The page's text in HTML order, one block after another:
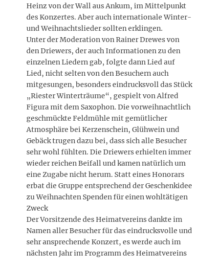
Heinz von der Wall aus Ankum, im Mittelpunkt
des Konzertes. Aber auch internationale Winter-
und Weihnachtslieder sollten erklingen.
Unter der Moderation von Rainer Drewes von
den Driewers, der auch Informationen zu den
einzelnen Liedern gab, folgte dann Lied auf
Lied, nicht selten von den Besuchern auch
mitgesungen, besonders eindrucksvoll das Stück
„Riester Winterträume“, gespielt von Alfred
Figura mit dem Saxophon. Die vorweihnachtlich
geschmückte Feldmühle mit gemütlicher
Atmosphäre bei Kerzenschein, Glühwein und
Gebäck trugen dazu bei, dass sich alle Besucher
sehr wohl fühlten. Die Driewers erhielten immer
wieder reichen Beifall und kamen natürlich um
eine Zugabe nicht herum. Statt eines Honorars
erbat die Gruppe entsprechend der Geschenkidee
zu Weihnachten Spenden für einen wohltätigen
Zweck
Der Vorsitzende des Heimatvereins dankte im
Namen aller Besucher für das eindrucksvolle und
sehr ansprechende Konzert, es werde auch im
nächsten Jahr im Programm des Heimatvereins